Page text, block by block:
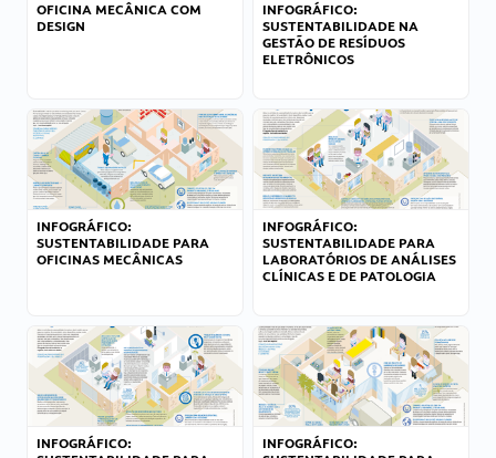
OFICINA MECÂNICA COM
DESIGN
INFOGRÁFICO:
SUSTENTABILIDADE NA
GESTÃO DE RESÍDUOS
ELETRÔNICOS
INFOGRÁFICO:
SUSTENTABILIDADE PARA
OFICINAS MECÂNICAS
INFOGRÁFICO:
SUSTENTABILIDADE PARA
LABORATÓRIOS DE ANÁLISES
CLÍNICAS E DE PATOLOGIA
INFOGRÁFICO:
INFOGRÁFICO: